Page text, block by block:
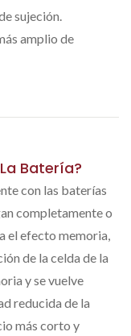
sujeción.
amplio de
Batería?
con las baterías
completamente o
el efecto memoria,
de la celda de la
y se vuelve
reducida de la
más corto y